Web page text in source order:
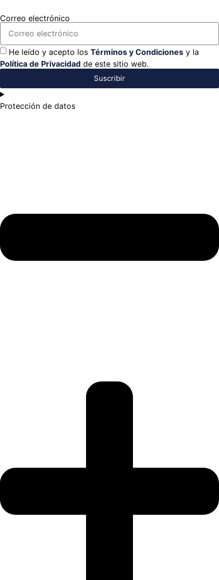
Correo electrónico
He leído y acepto los Términos y Condiciones y la
Política de Privacidad de este sitio web.
Suscribir
Protección de datos